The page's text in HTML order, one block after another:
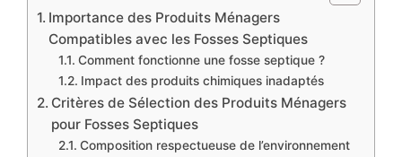
Importance des Produits Ménagers
Compatibles avec les Fosses Septiques
Comment fonctionne une fosse septique ?
Impact des produits chimiques inadaptés
Critères de Sélection des Produits Ménagers
pour Fosses Septiques
Composition respectueuse de l’environnement